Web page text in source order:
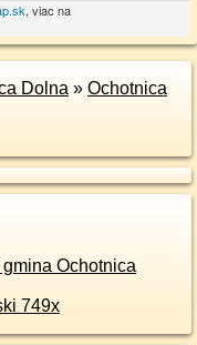
, viac na
Dolna » Ochotnica
gmina Ochotnica
749x